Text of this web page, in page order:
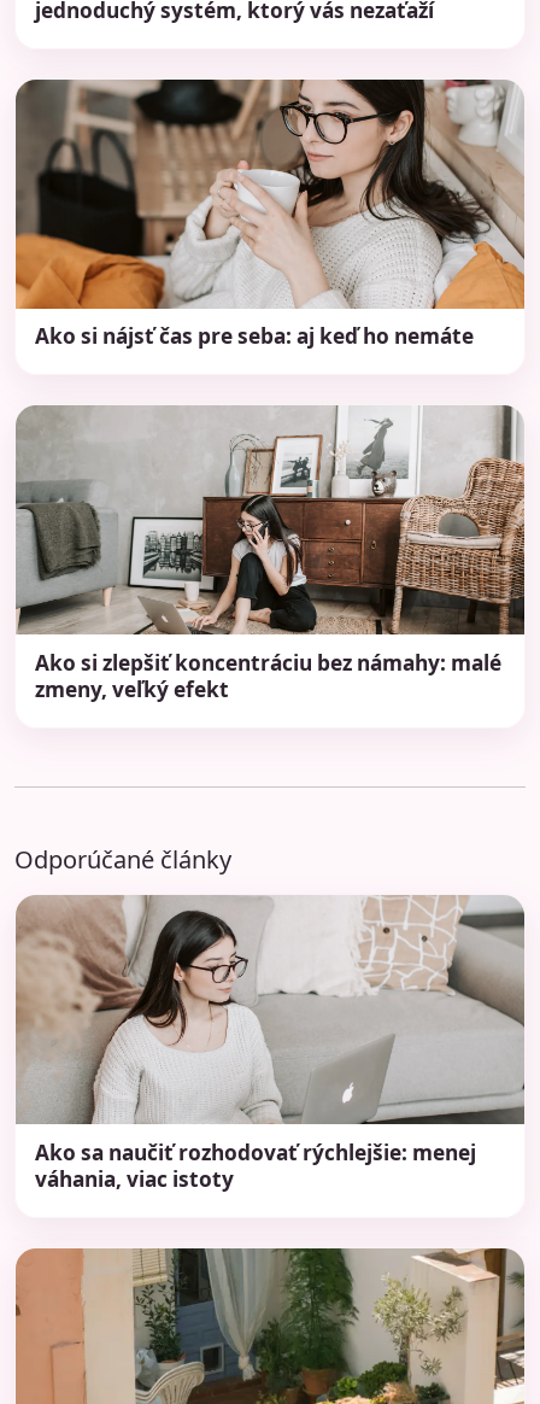
jednoduchý systém, ktorý vás nezaťaží
Ako si nájsť čas pre seba: aj keď ho nemáte
Ako si zlepšiť koncentráciu bez námahy: malé
zmeny, veľký efekt
Odporúčané články
Ako sa naučiť rozhodovať rýchlejšie: menej
váhania, viac istoty